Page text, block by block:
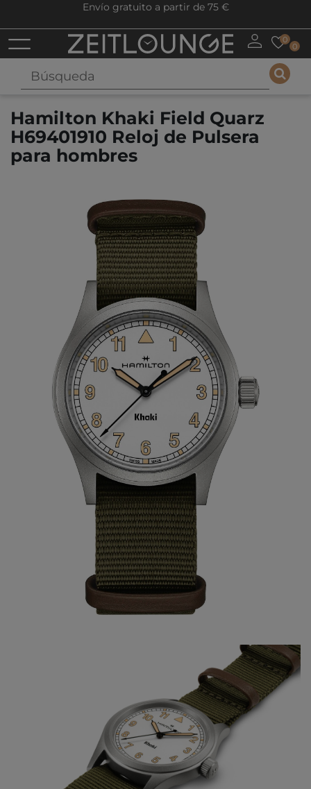
Envío gratuito a partir de 75 €
0
0
Hamilton Khaki Field Quarz
H69401910 Reloj de Pulsera
para hombres